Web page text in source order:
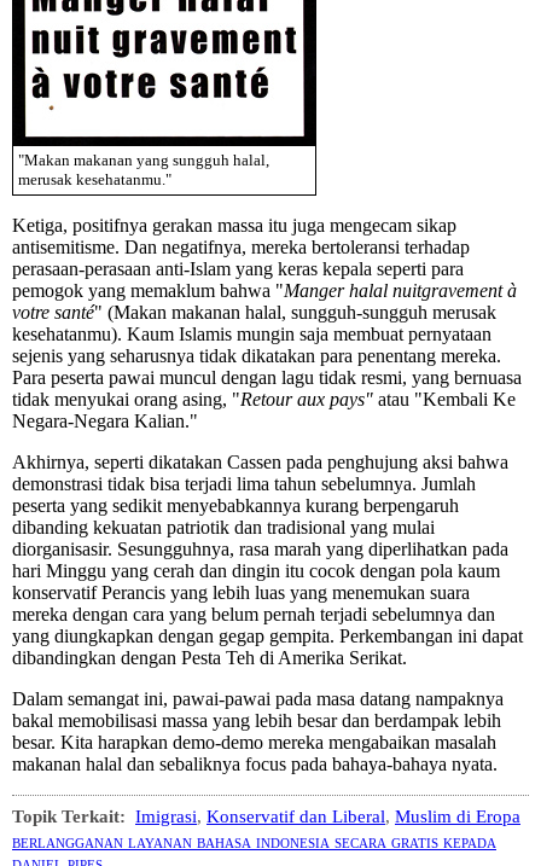
"Makan makanan yang sungguh halal,
merusak kesehatanmu."
Ketiga, positifnya gerakan massa itu juga mengecam sikap
antisemitisme. Dan negatifnya, mereka bertoleransi terhadap
perasaan-perasaan anti-Islam yang keras kepala seperti para
pemogok yang memaklum bahwa "Manger halal nuitgravement à
votre santé" (Makan makanan halal, sungguh-sungguh merusak
kesehatanmu). Kaum Islamis mungin saja membuat pernyataan
sejenis yang seharusnya tidak dikatakan para penentang mereka.
Para peserta pawai muncul dengan lagu tidak resmi, yang bernuasa
tidak menyukai orang asing, "Retour aux pays" atau "Kembali Ke
Negara-Negara Kalian."
Akhirnya, seperti dikatakan Cassen pada penghujung aksi bahwa
demonstrasi tidak bisa terjadi lima tahun sebelumnya. Jumlah
peserta yang sedikit menyebabkannya kurang berpengaruh
dibanding kekuatan patriotik dan tradisional yang mulai
diorganisasir. Sesungguhnya, rasa marah yang diperlihatkan pada
hari Minggu yang cerah dan dingin itu cocok dengan pola kaum
konservatif Perancis yang lebih luas yang menemukan suara
mereka dengan cara yang belum pernah terjadi sebelumnya dan
yang diungkapkan dengan gegap gempita. Perkembangan ini dapat
dibandingkan dengan Pesta Teh di Amerika Serikat.
Dalam semangat ini, pawai-pawai pada masa datang nampaknya
bakal memobilisasi massa yang lebih besar dan berdampak lebih
besar. Kita harapkan demo-demo mereka mengabaikan masalah
makanan halal dan sebaliknya focus pada bahaya-bahaya nyata.
Topik Terkait: Imigrasi, Konservatif dan Liberal, Muslim di Eropa
berlangganan layanan bahasa indonesia secara gratis kepada